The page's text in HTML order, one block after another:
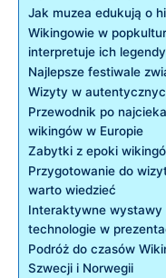
Jak muzea edukują o
Wikingowie w
interpretuje ich legendy
Najlepsze festiwale
Wizyty w
Przewodnik po
wikingów w Europie
Zabytki z epoki
Przygotowanie do
warto wiedzieć
Interaktywne wystawy
technologie w
Podróż do czasów
Szwecji i Norwegii